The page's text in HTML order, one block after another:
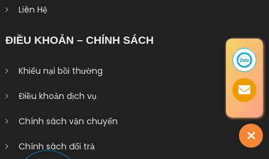
Liên Hệ
ĐIỀU KHOẢN – CHÍNH SÁCH
Khiếu nại bồi thường
Điều khoản dịch vụ
Chính sách vận chuyển
Chính sách đổi trả